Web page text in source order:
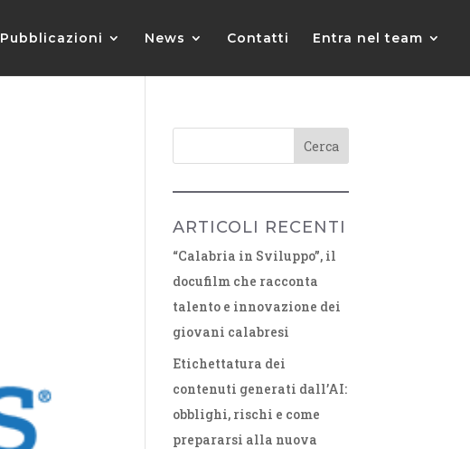
Pubblicazioni News Contatti Entra nel team
ARTICOLI RECENTI
“Calabria in Sviluppo”, il
docufilm che racconta
talento e innovazione dei
giovani calabresi
Etichettatura dei
contenuti generati dall’AI:
obblighi, rischi e come
prepararsi alla nuova